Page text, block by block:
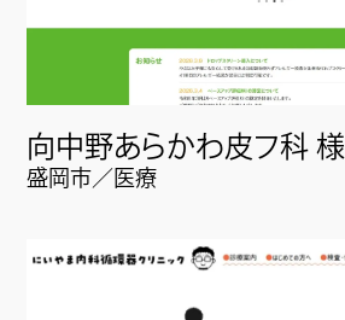
向中野あらかわ皮フ科 様
盛岡市／医療